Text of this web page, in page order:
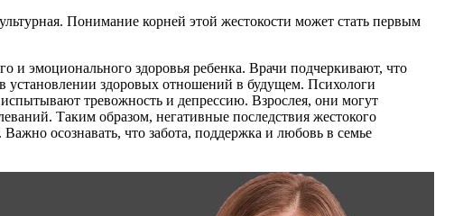
Понимание корней этой жестокости может стать первым
и эмоционального здоровья ребенка. Врачи подчеркивают, что
установлении здоровых отношений в будущем. Психологи
тревожность и депрессию. Взрослея, они могут
Таким образом, негативные последствия жестокого
осознавать, что забота, поддержка и любовь в семье